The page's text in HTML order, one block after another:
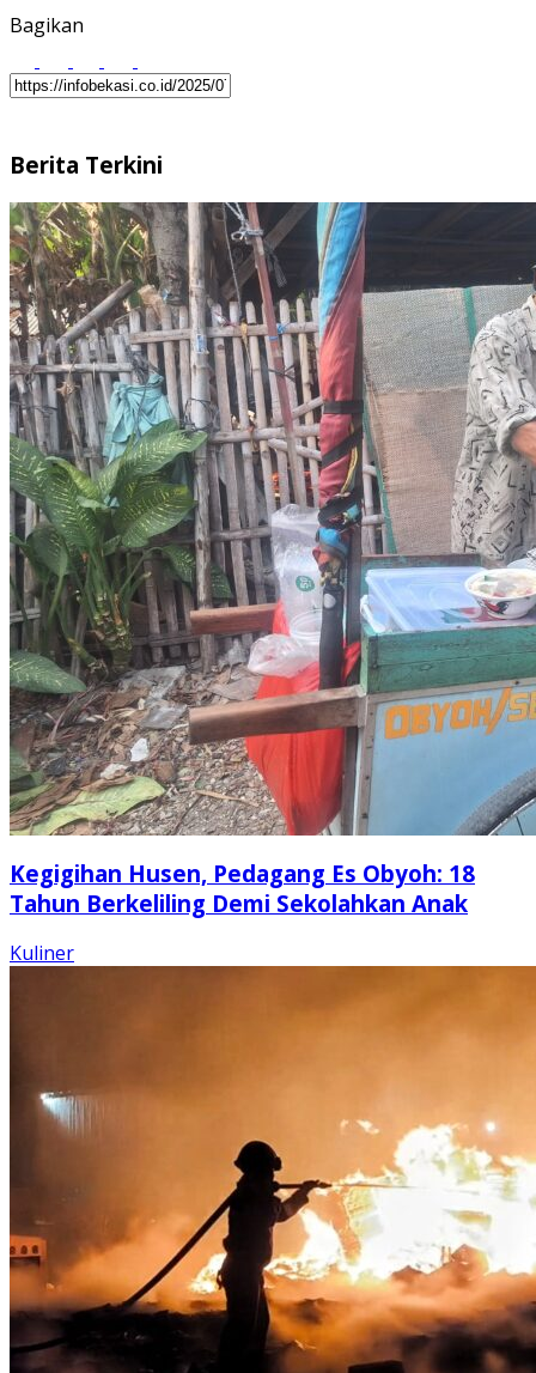
Bagikan
Berita Terkini
Kegigihan Husen, Pedagang Es Obyoh: 18
Tahun Berkeliling Demi Sekolahkan Anak
Kuliner